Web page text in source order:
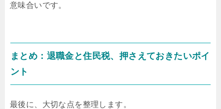
意味合いです。
まとめ：退職金と住民税、押さえておきたいポイ
ント
最後に、大切な点を整理します。